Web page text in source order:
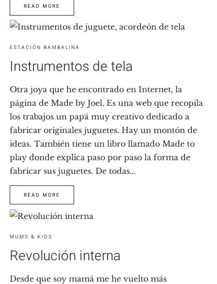
READ MORE
ESTACIÓN BAMBALINA
Instrumentos de tela
Otra joya que he encontrado en Internet, la
página de Made by Joel. Es una web que recopila
los trabajos un papá muy creativo dedicado a
fabricar originales juguetes. Hay un montón de
ideas. También tiene un libro llamado Made to
play donde explica paso por paso la forma de
fabricar sus juguetes. De todas...
READ MORE
MUMS & KIDS
Revolución interna
Desde que soy mamá me he vuelto más